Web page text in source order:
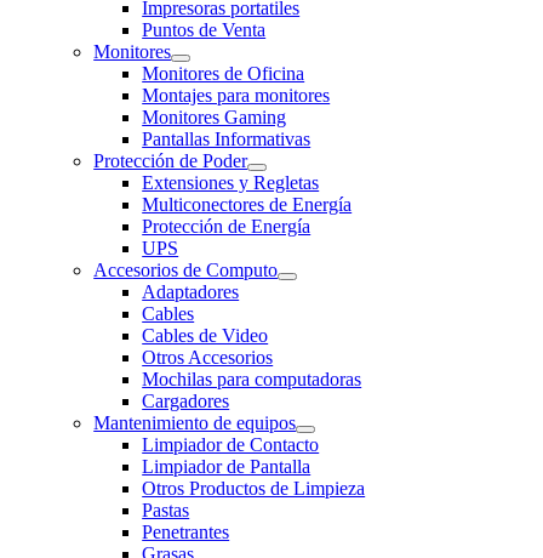
Impresoras portatiles
Puntos de Venta
Monitores
Monitores de Oficina
Montajes para monitores
Monitores Gaming
Pantallas Informativas
Protección de Poder
Extensiones y Regletas
Multiconectores de Energía
Protección de Energía
UPS
Accesorios de Computo
Adaptadores
Cables
Cables de Video
Otros Accesorios
Mochilas para computadoras
Cargadores
Mantenimiento de equipos
Limpiador de Contacto
Limpiador de Pantalla
Otros Productos de Limpieza
Pastas
Penetrantes
Grasas